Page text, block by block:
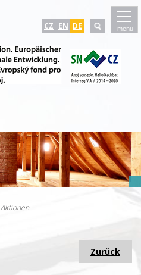
CZ EN DE menu
Aktionen
Zurück